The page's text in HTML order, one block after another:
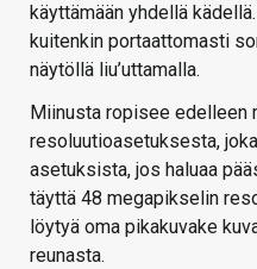
käyttämään yhdellä
kuitenkin portaattomasti
näytöllä liu’uttamalla.
Miinusta ropisee edelleen
resoluutioasetuksesta,
asetuksista, jos haluaa
täyttä 48 megapikselin
löytyä oma pikakuvake
reunasta.